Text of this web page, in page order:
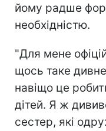
йому радше
необхідністю.
"Для мене
щось таке
навіщо це
дітей. Я ж
сестер, які